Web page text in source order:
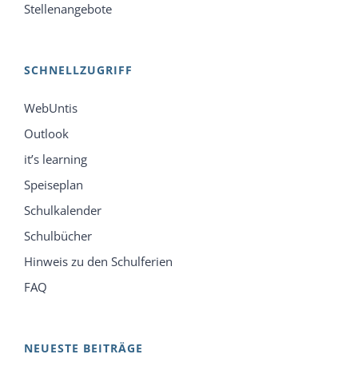
Stellenangebote
SCHNELLZUGRIFF
WebUntis
Outlook
it’s learning
Speiseplan
Schulkalender
Schulbücher
Hinweis zu den Schulferien
FAQ
NEUESTE BEITRÄGE